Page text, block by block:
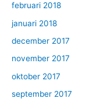
februari 2018
januari 2018
december 2017
november 2017
oktober 2017
september 2017